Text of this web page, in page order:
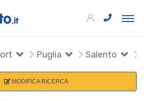
Puglia Salento
MODIFICA RICERCA